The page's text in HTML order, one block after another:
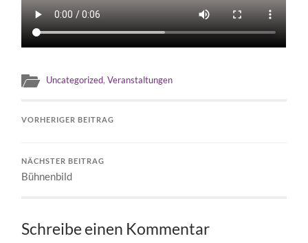
Uncategorized,Veranstaltungen
VORHERIGER BEITRAG
NÄCHSTER BEITRAG
Bühnenbild
Schreibe einen Kommentar